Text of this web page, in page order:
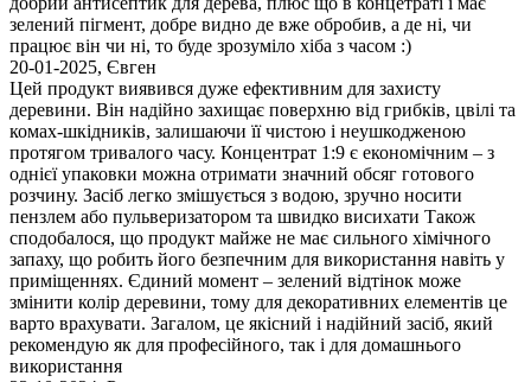
зелений пігмент, добре видно де вже обробив, а де ні, чи
працює він чи ні, то буде зрозуміло хіба з часом :)
20-01-2025, Євген
Цей продукт виявився дуже ефективним для захисту
деревини. Він надійно захищає поверхню від грибків, цвілі та
комах-шкідників, залишаючи її чистою і неушкодженою
протягом тривалого часу. Концентрат 1:9 є економічним – з
однієї упаковки можна отримати значний обсяг готового
розчину. Засіб легко змішується з водою, зручно носити
пензлем або пульверизатором та швидко висихати Також
сподобалося, що продукт майже не має сильного хімічного
запаху, що робить його безпечним для використання навіть у
приміщеннях. Єдиний момент – зелений відтінок може
змінити колір деревини, тому для декоративних елементів це
варто врахувати. Загалом, це якісний і надійний засіб, який
рекомендую як для професійного, так і для домашнього
використання